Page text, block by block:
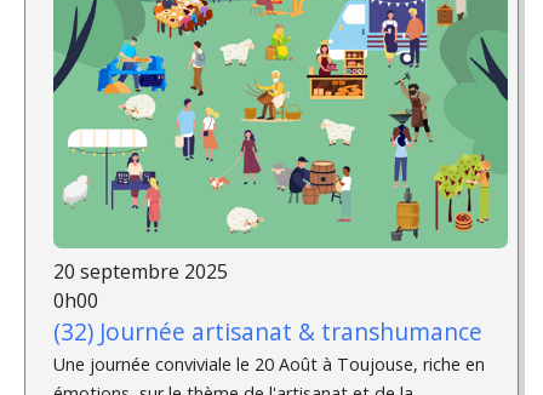
20 septembre 2025
0h00
(32) Journée artisanat & transhumance
Une journée conviviale le 20 Août à Toujouse, riche en